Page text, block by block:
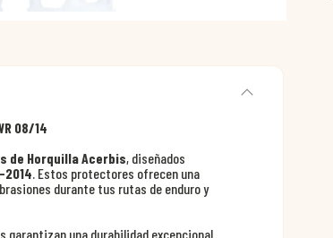
08/14
de Horquilla Acerbis, diseñados
2014. Estos protectores ofrecen una
durante tus rutas de enduro y
una durabilidad excepcional